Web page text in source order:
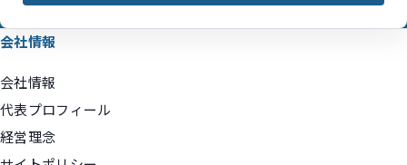
会社情報
会社情報
代表プロフィール
経営理念